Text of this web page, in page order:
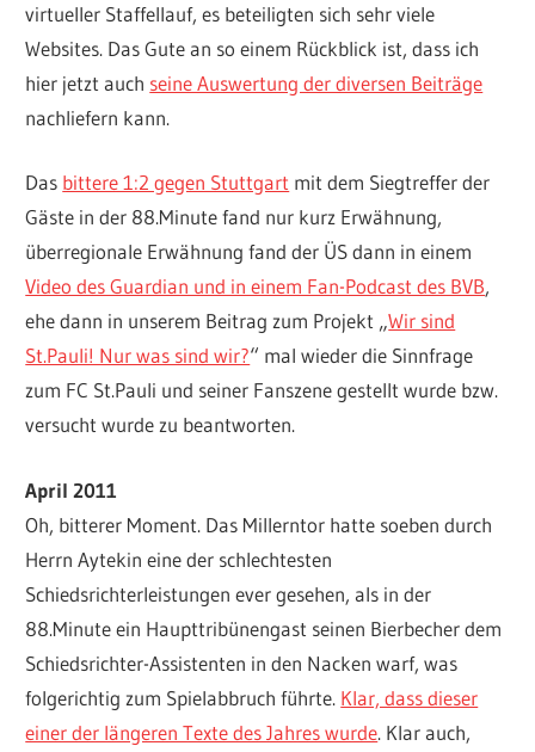
virtueller Staffellauf, es beteiligten sich sehr viele
Websites. Das Gute an so einem Rückblick ist, dass ich
hier jetzt auch seine Auswertung der diversen Beiträge
nachliefern kann.
Das bittere 1:2 gegen Stuttgart mit dem Siegtreffer der
Gäste in der 88.Minute fand nur kurz Erwähnung,
überregionale Erwähnung fand der ÜS dann in einem
Video des Guardian und in einem Fan-Podcast des BVB,
ehe dann in unserem Beitrag zum Projekt „Wir sind
St.Pauli! Nur was sind wir?“ mal wieder die Sinnfrage
zum FC St.Pauli und seiner Fanszene gestellt wurde bzw.
versucht wurde zu beantworten.
April 2011
Oh, bitterer Moment. Das Millerntor hatte soeben durch
Herrn Aytekin eine der schlechtesten
Schiedsrichterleistungen ever gesehen, als in der
88.Minute ein Haupttribünengast seinen Bierbecher dem
Schiedsrichter-Assistenten in den Nacken warf, was
folgerichtig zum Spielabbruch führte. Klar, dass dieser
einer der längeren Texte des Jahres wurde. Klar auch,